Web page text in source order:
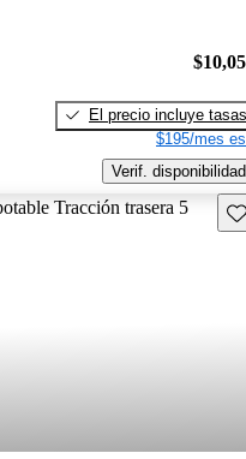
El precio incluye tasas
$195/mes
Verif. disponibilidad